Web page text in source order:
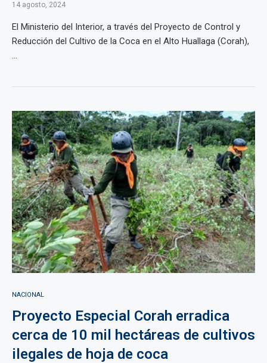
14 agosto, 2024
El Ministerio del Interior, a través del Proyecto de Control y
Reducción del Cultivo de la Coca en el Alto Huallaga (Corah),
...
NACIONAL
Proyecto Especial Corah erradica
cerca de 10 mil hectáreas de cultivos
ilegales de hoja de coca